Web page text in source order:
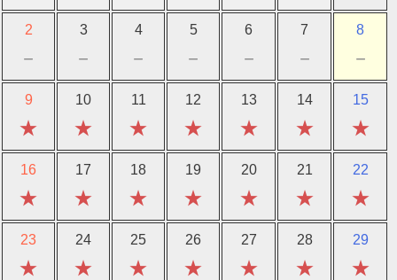
2
－
3
－
4
－
5
－
6
－
7
－
8
－
9
★
10
★
11
★
12
★
13
★
14
★
15
★
16
★
17
★
18
★
19
★
20
★
21
★
22
★
23
★
24
★
25
★
26
★
27
★
28
★
29
★